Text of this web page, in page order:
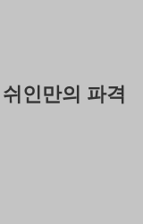
인만의 파격